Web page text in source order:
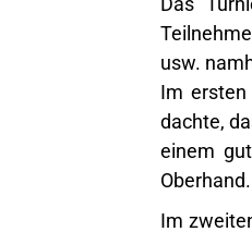
usw.
Im
dachte,
einem
Oberhand.
Im